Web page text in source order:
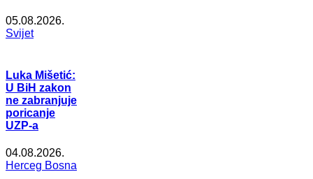
05.08.2026.
Svijet
Luka Mišetić:
U BiH zakon
ne zabranjuje
poricanje
UZP-a
04.08.2026.
Herceg Bosna